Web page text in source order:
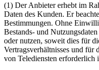
(1) Der Anbieter erhebt im
Daten des Kunden. Er
Bestimmungen. Ohne
Bestands- und
oder nutzen, soweit dies für
Vertragsverhältnisses und für
von Telediensten erforderlich